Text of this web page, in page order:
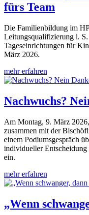
fürs Team
Die Familienbildung im
Leitungsqualifizierung i.
Tageseinrichtungen für
März 2026.
mehr erfahren
Nachwuchs?
Am Montag, 9. März
zusammen mit der
einem Podiumsgespräch
individueller
ein.
mehr erfahren
„Wenn